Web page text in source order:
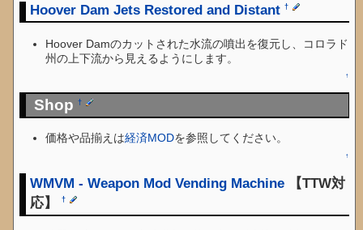
Hoover Dam Jets Restored and Distant †
Hoover Damのカットされた水流の噴出を復元し、コロラド
州の上下流から見えるようにします。
↑
Shop†
価格や品揃えは経済MODを参照してください。
↑
WMVM - Weapon Mod Vending Machine 【TTW対
応】†